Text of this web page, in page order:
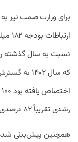
برای وزارت صمت نیز
نسبت به سال گذشته
که سال
رشدی تقریباً ۸۲ درصدی روبه‌رو شده است.